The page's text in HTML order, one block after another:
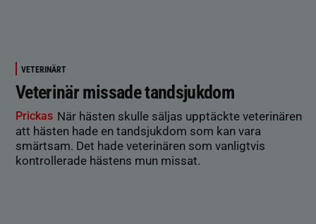
VETERINÄRT
Veterinär missade tandsjukdom
Prickas När hästen skulle säljas upptäckte veterinären
att hästen hade en tandsjukdom som kan vara
smärtsam. Det hade veterinären som vanligtvis
kontrollerade hästens mun missat.